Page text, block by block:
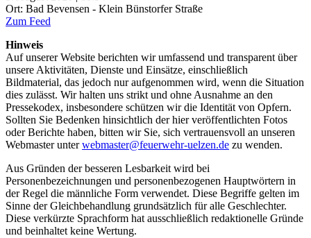
Ort: Bad Bevensen - Klein Bünstorfer Straße
Zum Feed
Hinweis
Auf unserer Website berichten wir umfassend und transparent über
unsere Aktivitäten, Dienste und Einsätze, einschließlich
Bildmaterial, das jedoch nur aufgenommen wird, wenn die Situation
dies zulässt. Wir halten uns strikt und ohne Ausnahme an den
Pressekodex, insbesondere schützen wir die Identität von Opfern.
Sollten Sie Bedenken hinsichtlich der hier veröffentlichten Fotos
oder Berichte haben, bitten wir Sie, sich vertrauensvoll an unseren
Webmaster unterwebmaster@feuerwehr-uelzen.de zu wenden.
Aus Gründen der besseren Lesbarkeit wird bei
Personenbezeichnungen und personenbezogenen Hauptwörtern in
der Regel die männliche Form verwendet. Diese Begriffe gelten im
Sinne der Gleichbehandlung grundsätzlich für alle Geschlechter.
Diese verkürzte Sprachform hat ausschließlich redaktionelle Gründe
und beinhaltet keine Wertung.